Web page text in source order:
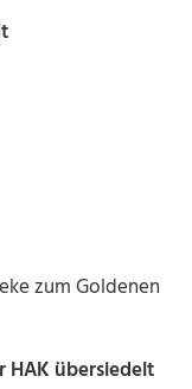
zum Goldenen
HAK übersiedelt